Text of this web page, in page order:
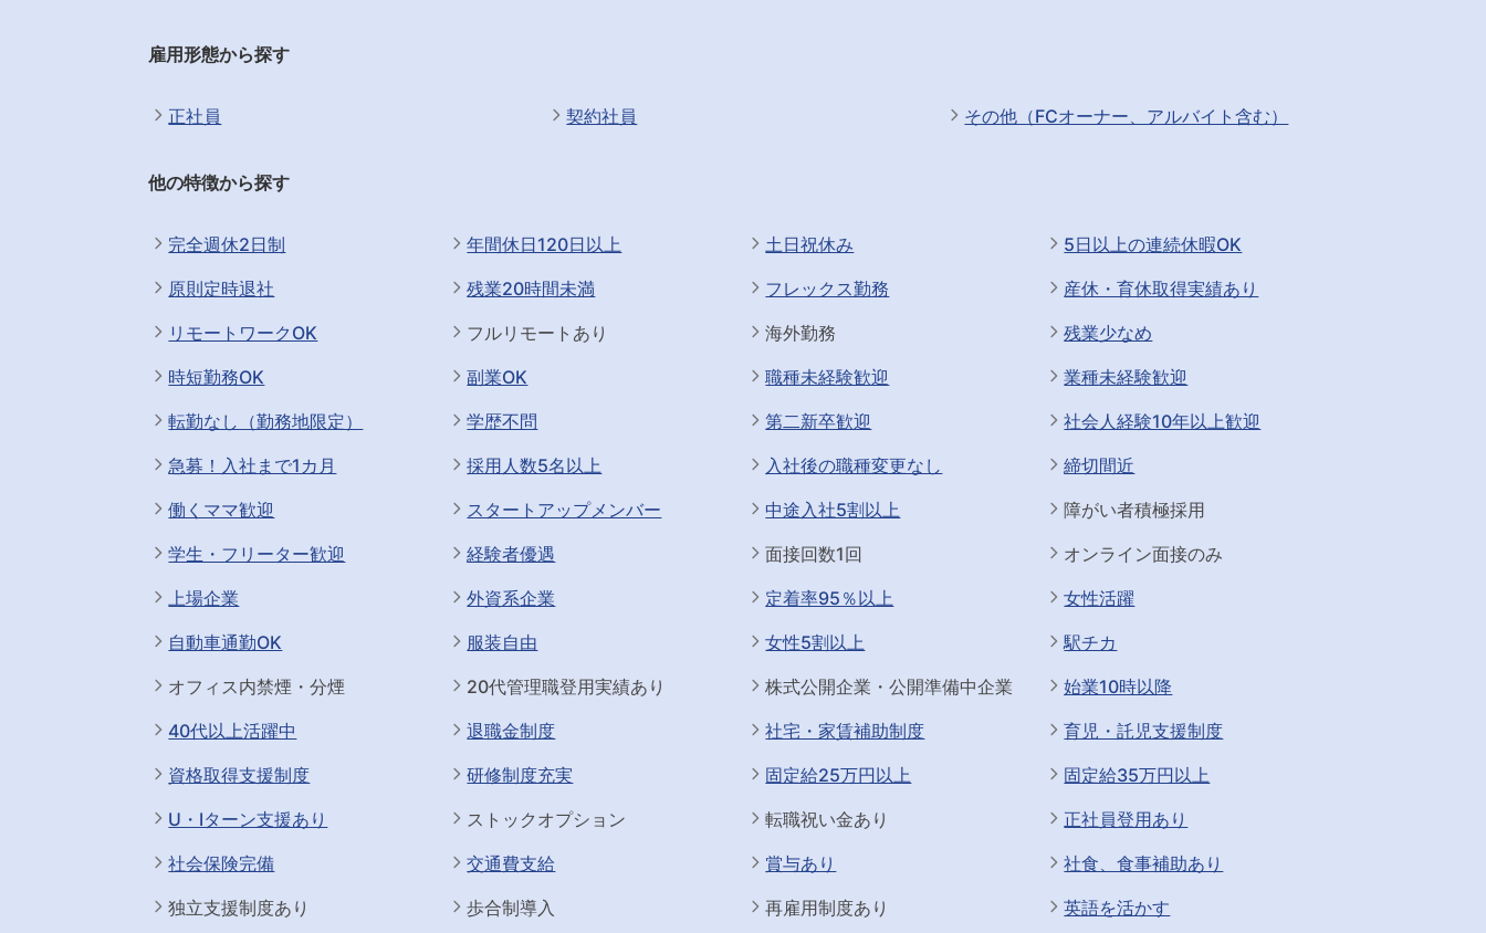
雇用形態から探す
正社員 契約社員 その他（FCオーナー、アルバイト含む）
他の特徴から探す
完全週休2日制 年間休日120日以上 土日祝休み
5日以上の連続休暇OK
原則定時退社
残業20時間未満 フレックス勤務
産休・育休取得実績あり
リモートワークOK
フルリモートあり 海外勤務
残業少なめ
時短勤務OK
副業OK 職種未経験歓迎
業種未経験歓迎
転勤なし（勤務地限定）
学歴不問 第二新卒歓迎
社会人経験10年以上歓迎
急募！入社まで1カ月
採用人数5名以上 入社後の職種変更なし
締切間近
働くママ歓迎
スタートアップメンバー 中途入社5割以上
障がい者積極採用
学生・フリーター歓迎
経験者優遇 面接回数1回
オンライン面接のみ
上場企業
外資系企業 定着率95％以上
女性活躍
自動車通勤OK
服装自由 女性5割以上
駅チカ
オフィス内禁煙・分煙
20代管理職登用実績あり 株式公開企業・公開準備中企業
始業10時以降
40代以上活躍中
退職金制度 社宅・家賃補助制度
育児・託児支援制度
資格取得支援制度
研修制度充実 固定給25万円以上
固定給35万円以上
U・Iターン支援あり
ストックオプション 転職祝い金あり
正社員登用あり
社会保険完備
交通費支給 賞与あり
社食、食事補助あり
独立支援制度あり
歩合制導入 再雇用制度あり 英語を活かす